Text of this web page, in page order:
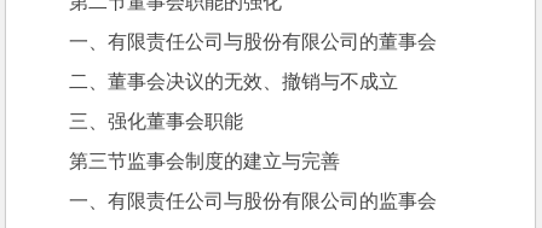
一、有限责任公司与股份有限公司的董事会
二、董事会决议的无效、撤销与不成立
三、强化董事会职能
第三节监事会制度的建立与完善
一、有限责任公司与股份有限公司的监事会